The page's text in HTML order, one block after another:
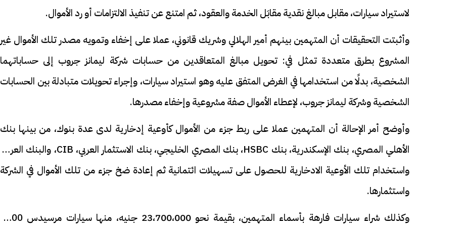
لاستيراد سيارات، مقابل مبالغ نقدية مقابَل الخدمة والعقود، ثم امتنع عن تنفيذ الالتزامات أو رد الأموال.
وأثبتت التحقيقات أن المتهمين بينهم أمير الهلالي وشريك قانوني، عملا على إخفاء وتمويه مصدر تلك الأموال غير
المشروع بطرق متعددة تمثل في: تحويل مبالغ المتعاقدين من حسابات شركة ليمانز جروب إلى حساباتهما
الشخصية، بدلًا من استخدامها في الغرض المتفق عليه وهو استيراد سيارات، وإجراء تحويلات متبادلة بين الحسابات
الشخصية وشركة ليمانز جروب، لإعطاء الأموال صفة مشروعية وإخفاء مصدرها.
وأوضح أمر الإحالة أن المتهمين عملا على ربط جزء من الأموال كأوعية إدخارية لدى عدة بنوك، من بينها بنك
الأهلي المصري، بنك الإسكندرية، بنك HSBC، بنك المصري الخليجي، بنك الاستثمار العربي، CIB، والبنك العربي،
واستخدام تلك الأوعية الادخارية للحصول على تسهيلات ائتمانية ثم إعادة ضخ جزء من تلك الأموال في الشركة
واستثمارها.
وكذلك شراء سيارات فارهة بأسماء المتهمين، بقيمة نحو 23،700،000 جنيه، منها سيارات مرسيدس E300